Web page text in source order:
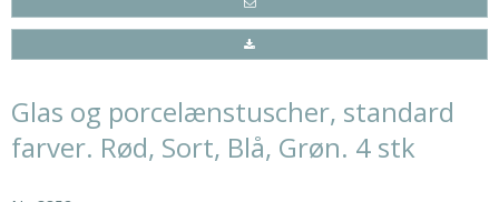
Glas og porcelænstuscher, standard
farver. Rød, Sort, Blå, Grøn. 4 stk